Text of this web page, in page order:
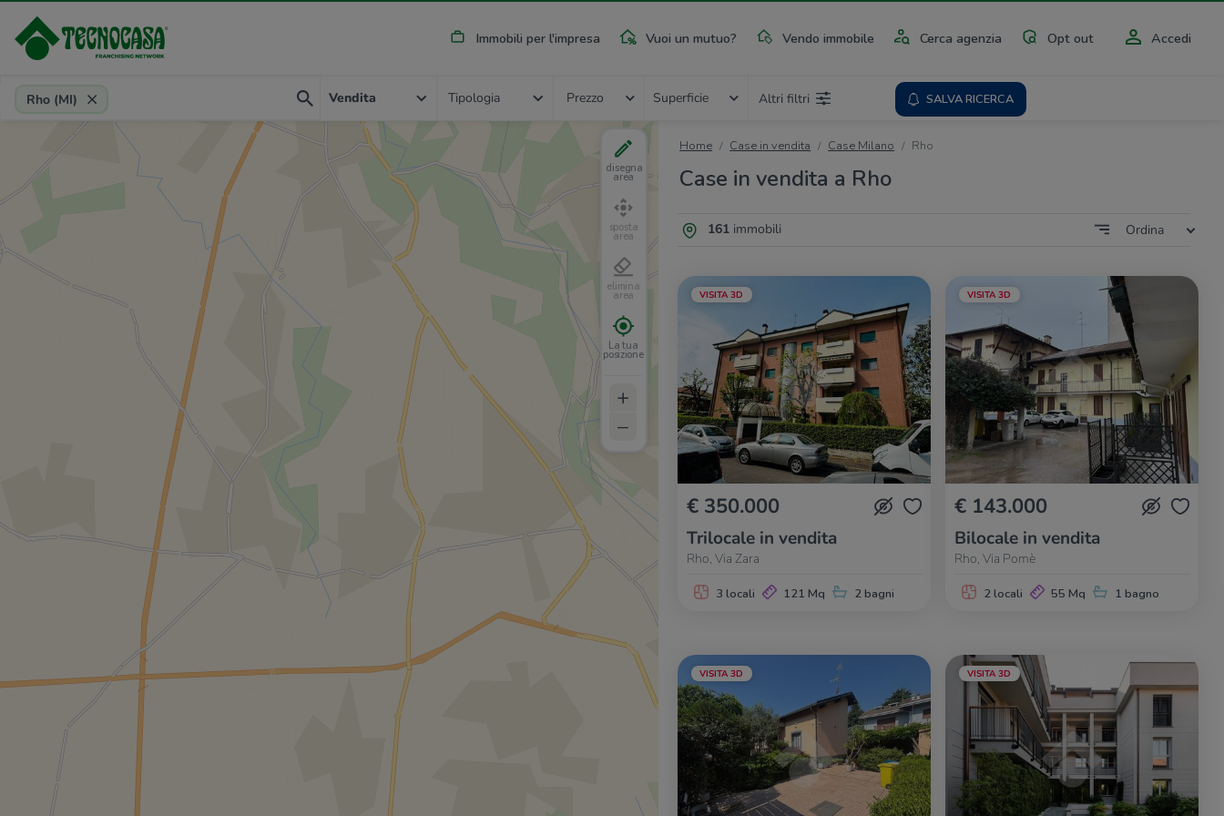
Immobili per l'impresa Vuoi un mutuo? Vendo immobile Cerca agenzia Opt out Accedi
Provincia, comune, zona, riferimento
Rho (MI) Vendita Tipologia Prezzo Superficie Altri filtri SALVA RICERCA
Home Case in vendita Case Milano Rho
Case in vendita a Rho
161immobili Ordina
VISITA 3D
€ 350.000
Trilocale in vendita
Rho, Via Zara
3 locali 121 Mq 2 bagni
VISITA 3D
€ 143.000
Bilocale in vendita
Rho, Via Pomè
2 locali 55 Mq 1 bagno
VISITA 3D VISITA 3D
disegna
area
sposta
area
elimina
area
La tua
posizione
+
–